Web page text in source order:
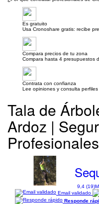
Es gratuito
Usa Cronoshare gratis: recibe
Compara precios de tu zona
Compara hasta 4 presupuestos
Contrata con confianza
Lee opiniones y consulta perfiles
Tala de
Ardoz |
Profesionales
9,4 (19)
Email validado
Responde